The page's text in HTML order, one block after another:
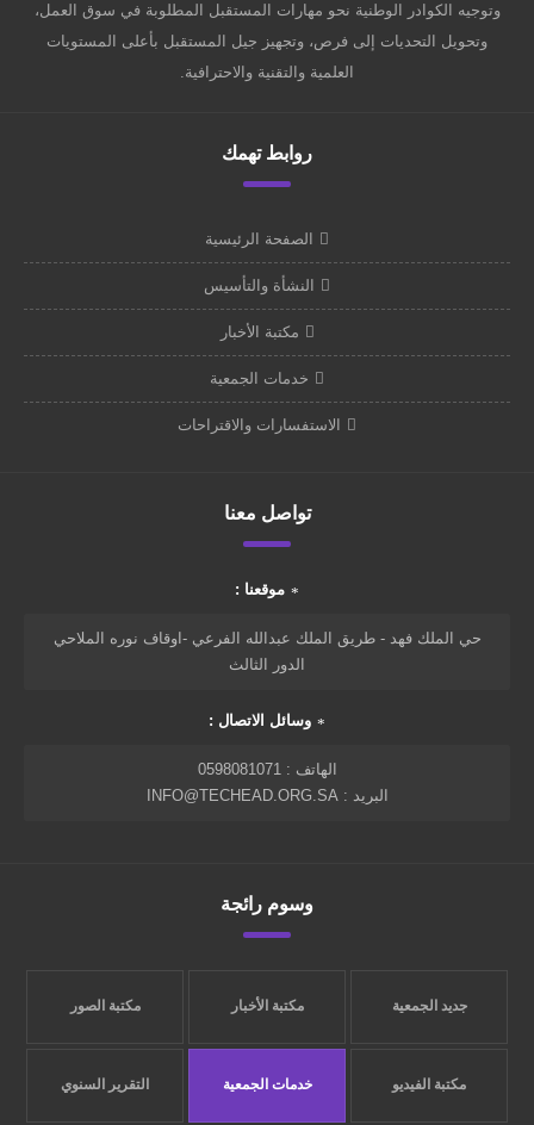
وتوجيه الكوادر الوطنية نحو مهارات المستقبل المطلوبة في سوق العمل،
وتحويل التحديات إلى فرص، وتجهيز جيل المستقبل بأعلى المستويات
العلمية والتقنية والاحترافية.
روابط تهمك
الصفحة الرئيسية
النشأة والتأسيس
مكتبة الأخبار
خدمات الجمعية
الاستفسارات والاقتراحات
تواصل معنا
موقعنا :
حي الملك فهد - طريق الملك عبدالله الفرعي -اوقاف نوره الملاحي
الدور الثالث
وسائل الاتصال :
الهاتف : 0598081071
البريد : INFO@TECHEAD.ORG.SA
وسوم رائجة
جديد الجمعية مكتبة الأخبار مكتبة الصور
مكتبة الفيديو خدمات الجمعية التقرير السنوي